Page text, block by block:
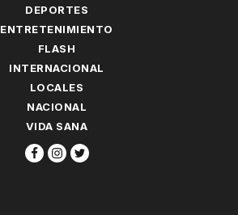
DEPORTES
ENTRETENIMIENTO
FLASH
INTERNACIONAL
LOCALES
NACIONAL
VIDA SANA